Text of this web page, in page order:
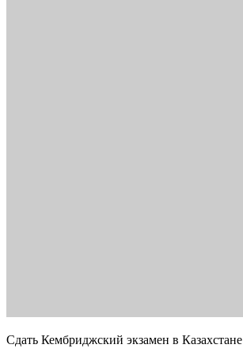
Сдать Кембриджский экзамен в Казахстане